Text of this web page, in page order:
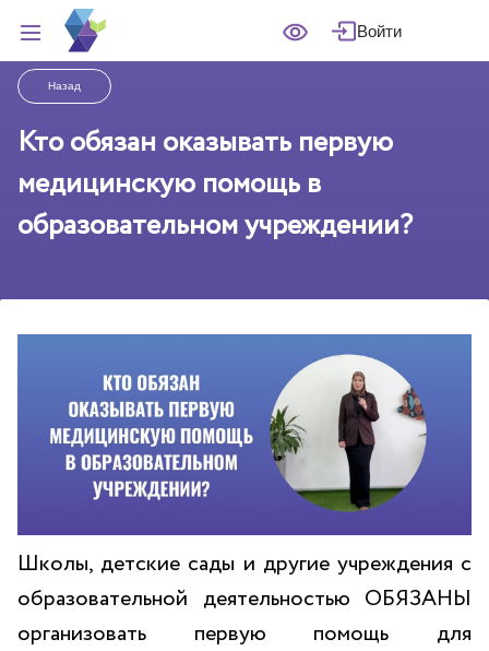
Войти
Назад
Кто обязан оказывать первую
медицинскую помощь в
образовательном учреждении?
Школы, детские сады и другие учреждения с
образовательной деятельностью ОБЯЗАНЫ
организовать первую помощь для